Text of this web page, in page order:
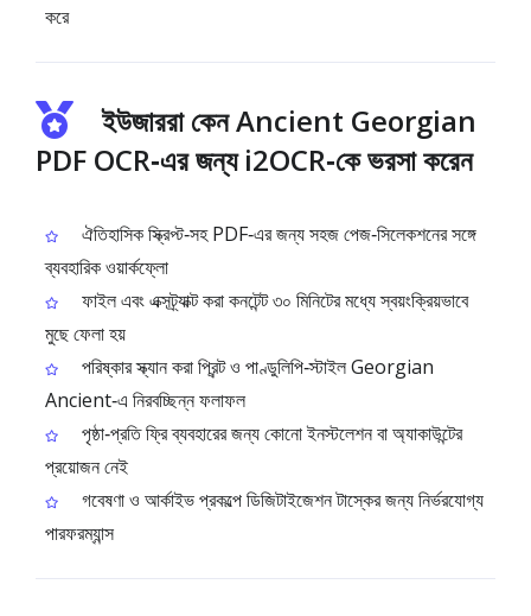
করে
ইউজাররা কেন Ancient Georgian
PDF OCR‑এর জন্য i2OCR‑কে ভরসা করেন
ঐতিহাসিক স্ক্রিপ্ট‑সহ PDF‑এর জন্য সহজ পেজ‑সিলেকশনের সঙ্গে
ব্যবহারিক ওয়ার্কফ্লো
ফাইল এবং এক্সট্র্যাক্ট করা কনটেন্ট ৩০ মিনিটের মধ্যে স্বয়ংক্রিয়ভাবে
মুছে ফেলা হয়
পরিষ্কার স্ক্যান করা প্রিন্ট ও পাণ্ডুলিপি‑স্টাইল Georgian
Ancient‑এ নিরবচ্ছিন্ন ফলাফল
পৃষ্ঠা‑প্রতি ফ্রি ব্যবহারের জন্য কোনো ইনস্টলেশন বা অ্যাকাউন্টের
প্রয়োজন নেই
গবেষণা ও আর্কাইভ প্রকল্পে ডিজিটাইজেশন টাস্কের জন্য নির্ভরযোগ্য
পারফরম্যান্স